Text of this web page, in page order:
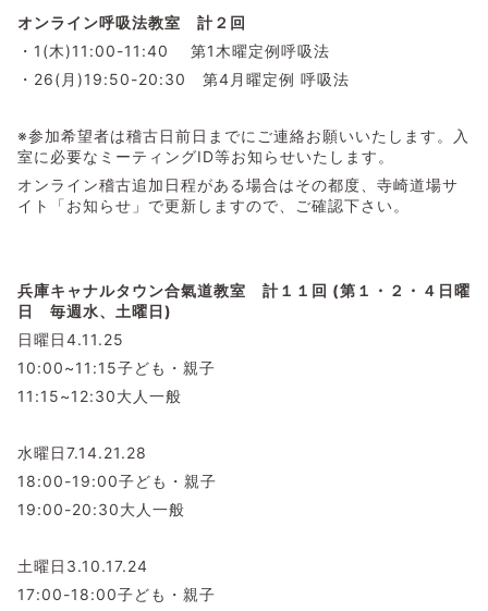
オンライン呼吸法教室 計２回
・1(木)11:00-11:40 第1木曜定例呼吸法
・26(月)19:50-20:30 第4月曜定例 呼吸法
※参加希望者は稽古日前日までにご連絡お願いいたします。入
室に必要なミーティングID等お知らせいたします。
オンライン稽古追加日程がある場合はその都度、寺崎道場サ
イト「お知らせ」で更新しますので、ご確認下さい。
兵庫キャナルタウン合氣道教室 計１１ 回 (第１・２・４日曜
日 毎週水、土曜日)
日曜日4.11.25
10:00~11:15子ども・親子
11:15~12:30大人一般
水曜日7.14.21.28
18:00-19:00子ども・親子
19:00-20:30大人一般
土曜日3.10.17.24
17:00-18:00子ども・親子